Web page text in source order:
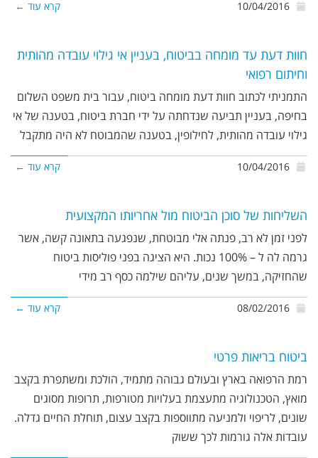
קרא עוד ←
חוות דעת עד מומחה בביטוח, בעניין אי גילוי עובדה מהותית
וחיתום רפואי
התמניתי לכתוב חוות דעת מומחה ביטוח, עבור בית משפט השלום
בחיפה, בעניין תביעה שנדחתה על ידי חברת ביטוח, בטענה של אי
גילוי עובדה מהותית, לחילופין, בטענה שהמבוטח לא היה מתקבל
קרא עוד ←
השליחות של סוכן הביטוח מול אחריותו המקצועית
לפני זמן לא רב, פנתה אלי מבוטחת, שנפגעה בתאונה קשה, אשר
גרמה לה ל – 100% נכות. היא הציגה בפני פוליסות ביטוח
שהחזיקה, במשך שנים, עליהם שילמה כסף רב מידי
קרא עוד ←
ביטוח בריאות פרטי
רמת הרפואה בארץ ובעולם גבוהה מתמיד, הולכת ומשתפרת בקצב
מואץ, הטכנולוגיה מתעצמת בעלויות מטורפות, תרופות מסוגים
שונים, לריפוי ולמניעה מתווספות בקצב עצום, תוחלת החיים גדלה.
עובדות אלה גורמות לכך ששוק